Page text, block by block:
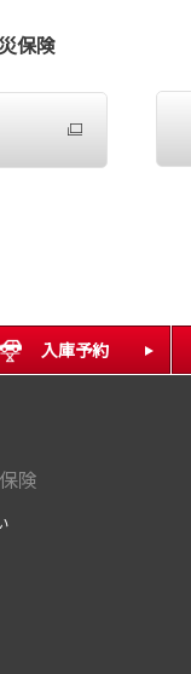
保険
入庫予約
険